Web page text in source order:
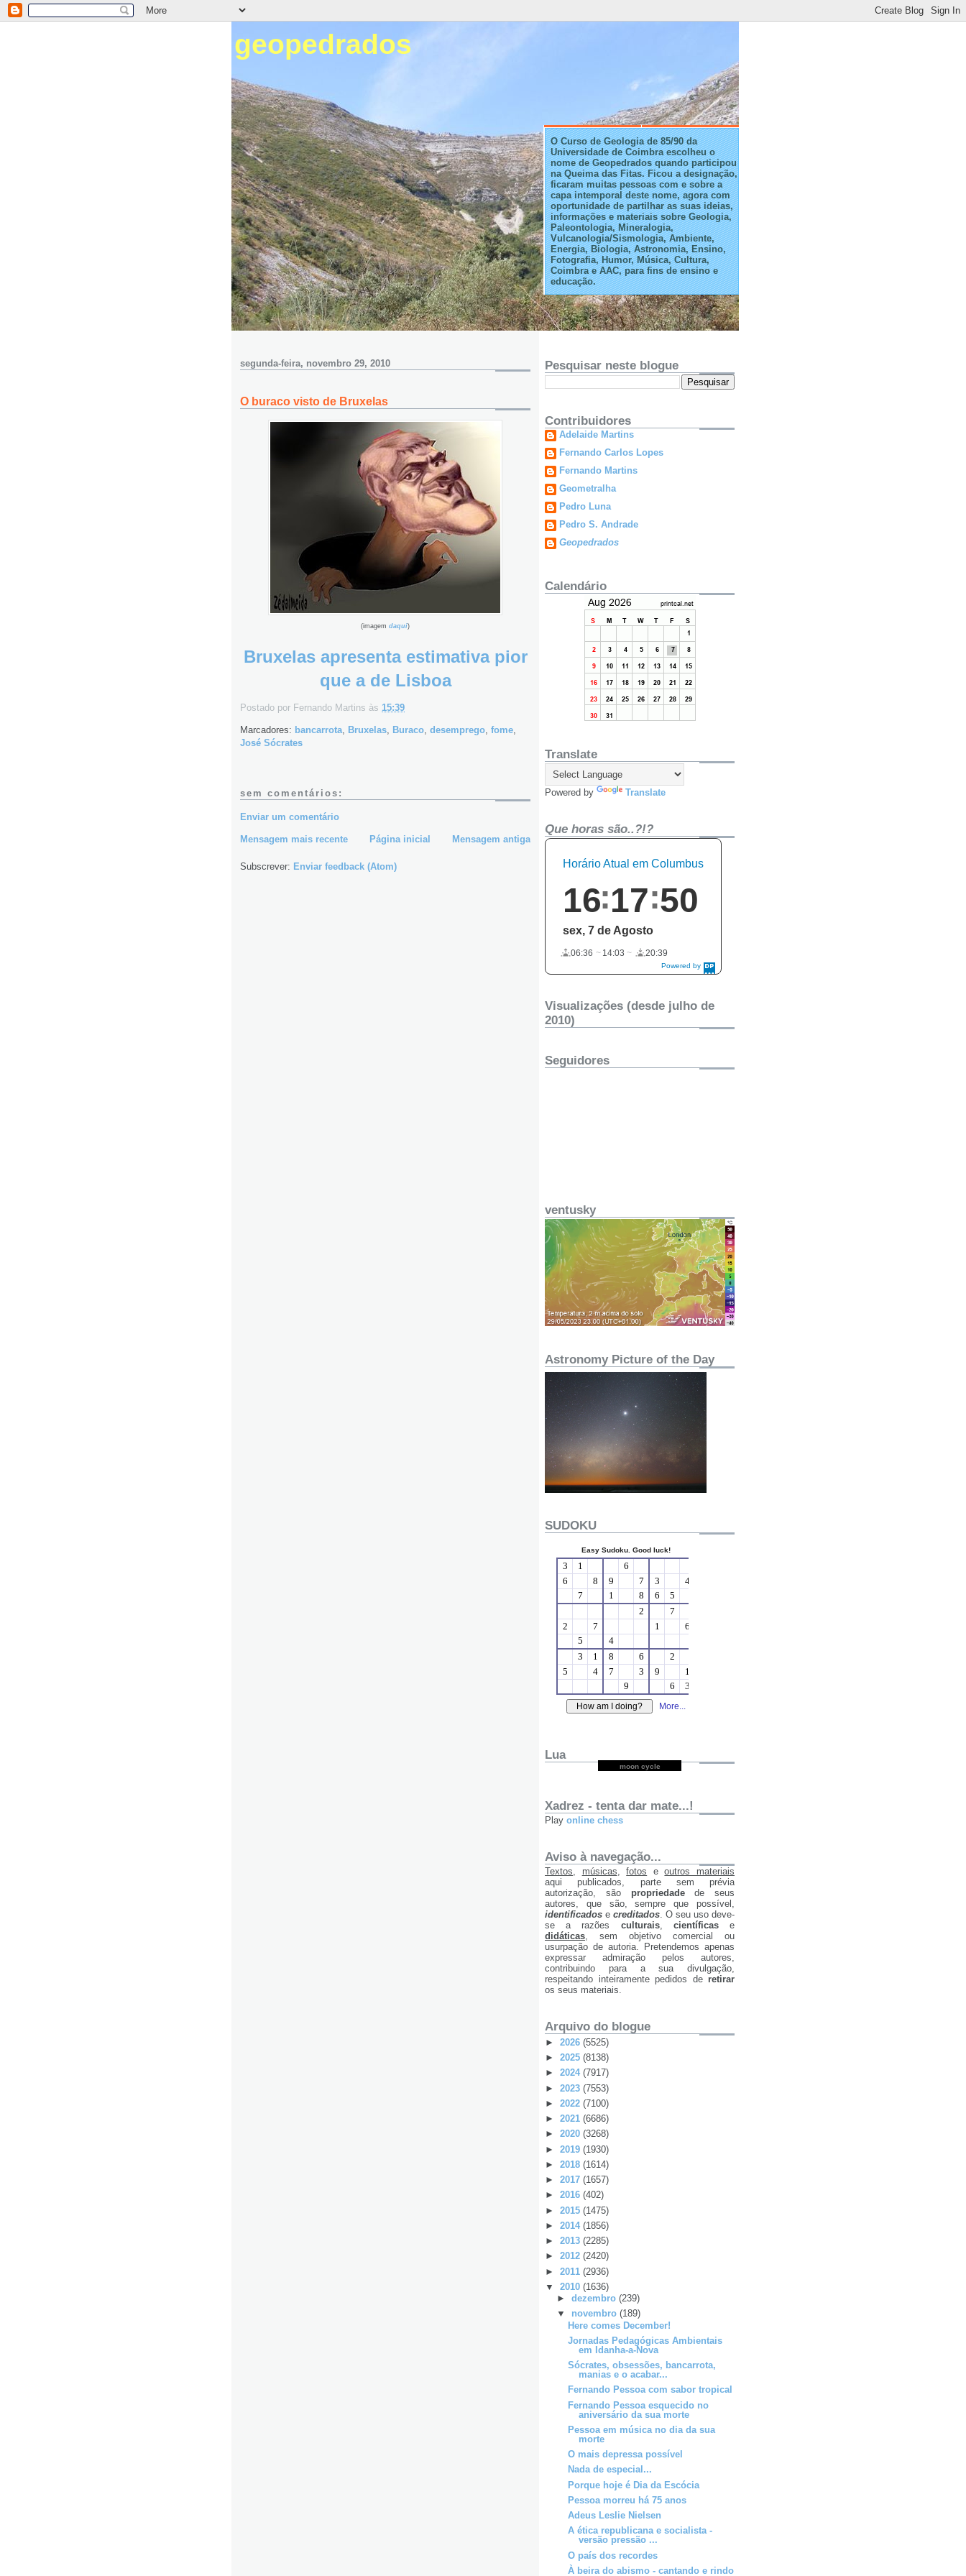
geopedrados
O Curso de Geologia de 85/90 da
Universidade de Coimbra escolheu o
nome de Geopedrados quando participou
na Queima das Fitas. Ficou a designação,
ficaram muitas pessoas com e sobre a
capa intemporal deste nome, agora com
oportunidade de partilhar as suas ideias,
informações e materiais sobre Geologia,
Paleontologia, Mineralogia,
Vulcanologia/Sismologia, Ambiente,
Energia, Biologia, Astronomia, Ensino,
Fotografia, Humor, Música, Cultura,
Coimbra e AAC, para fins de ensino e
educação.
segunda-feira, novembro 29, 2010
O buraco visto de Bruxelas
(imagem daqui)
Bruxelas apresenta estimativa pior
que a de Lisboa
Postado por Fernando Martins às 15:39
Marcadores: bancarrota, Bruxelas, Buraco, desemprego, fome,
José Sócrates
sem comentários:
Enviar um comentário
Mensagem mais recente Mensagem antiga
Página inicial
Subscrever: Enviar feedback (Atom)
Pesquisar neste blogue
Contribuidores
Adelaide Martins
Fernando Carlos Lopes
Fernando Martins
Geometralha
Pedro Luna
Pedro S. Andrade
Geopedrados
Calendário
Translate
Powered by Translate
Que horas são..?!?
Powered by
DaysPedia.c
Horário Atual em Columbus
16 17 51
sex, 7 de Agosto
06:36 14:03 20:39
Visualizações (desde julho de
2010)
Seguidores
ventusky
Astronomy Picture of the Day
SUDOKU
Lua
moon cycle
Xadrez - tenta dar mate...!
Play online chess
Aviso à navegação...
Textos músicas ,fotos eoutros materiais
aqui publicados, parte sem prévia
autorização, são propriedadede seus
autores, que são, sempre que possível,
identificados e creditados . O seu uso deve-
se a razões culturais, científicase
didáticas , sem objetivo comercial ou
usurpação de autoria. Pretendemos apenas
expressar admiração pelos autores,
contribuindo para a sua divulgação,
respeitando inteiramente pedidos de retirar
os seus materiais.
Arquivo do blogue
► 2026 (5525)
► 2025 (8138)
► 2024 (7917)
► 2023 (7553)
► 2022 (7100)
► 2021 (6686)
► 2020 (3268)
► 2019 (1930)
► 2018 (1614)
► 2017 (1657)
► 2016 (402)
► 2015 (1475)
► 2014 (1856)
► 2013 (2285)
► 2012 (2420)
► 2011 (2936)
▼ 2010 (1636)
► dezembro (239)
▼ novembro (189)
Here comes December!
Jornadas Pedagógicas Ambientais
em Idanha-a-Nova
Sócrates, obsessões, bancarrota,
manias e o acabar...
Fernando Pessoa com sabor tropical
Fernando Pessoa esquecido no
aniversário da sua morte
Pessoa em música no dia da sua
morte
O mais depressa possível
Nada de especial...
Porque hoje é Dia da Escócia
Pessoa morreu há 75 anos
Adeus Leslie Nielsen
A ética republicana e socialista -
versão pressão ...
O país dos recordes
À beira do abismo - cantando e rindo